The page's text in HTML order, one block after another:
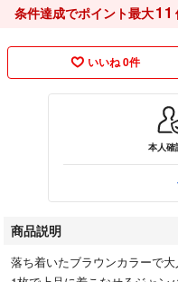
条件達成でポイント最大11
いいね 0件
本人確
商品説明
落ち着いたブラウンカラーで